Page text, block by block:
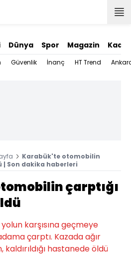
Dünya Spor Magazin Kadın
Güvenlik İnanç HT Trend
Karabük'te otomobilin
| Son dakika haberleri
çarptığı
karşısına geçmeye
çarptı. Kazada ağır
hastanede öldü